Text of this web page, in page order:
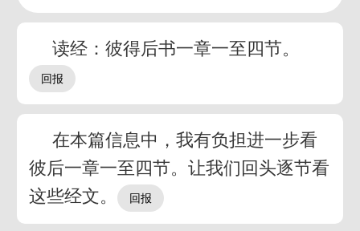
读经：彼得后书一章一至四节。
在本篇信息中，我有负担进一步看
彼后一章一至四节。让我们回头逐节看
这些经文。